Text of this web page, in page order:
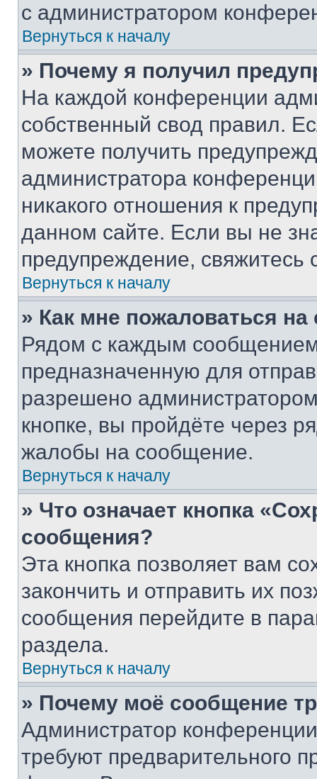
с администратором
Вернуться к началу
» Почему я получил
На каждой конференции
собственный свод правил.
можете получить
администратора
никакого отношения к
данном сайте. Если вы не
предупреждение,
Вернуться к началу
» Как мне пожаловаться
Рядом с каждым сообщением
предназначенную для
разрешено
кнопке, вы пройдёте через
жалобы на сообщение.
Вернуться к началу
» Что означает кнопка
сообщения?
Эта кнопка позволяет вам
закончить и отправить их
сообщения перейдите в
раздела.
Вернуться к началу
» Почему моё сообщение
Администратор
требуют предварительного